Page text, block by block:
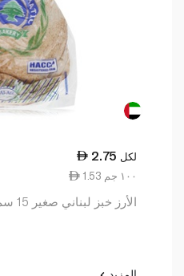
2.75 لكل
1.53 ١٠٠ جم
الأرز خبز لبناني صغير 15 سم